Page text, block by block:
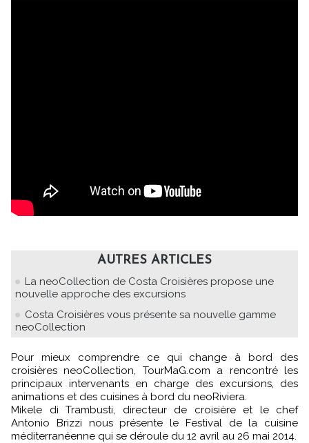
AUTRES ARTICLES
La neoCollection de Costa Croisières propose une
nouvelle approche des excursions
Costa Croisières vous présente sa nouvelle gamme
neoCollection
Pour mieux comprendre ce qui change à bord des
croisières neoCollection, TourMaG.com a rencontré les
principaux intervenants en charge des excursions, des
animations et des cuisines à bord du neoRiviera.
Mikele di Trambusti, directeur de croisière et le chef
Antonio Brizzi nous présente le Festival de la cuisine
méditerranéenne qui se déroule du 12 avril au 26 mai 2014.